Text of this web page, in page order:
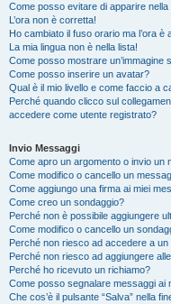
Come posso evitare di apparire nella
L’ora non è corretta!
Ho cambiato il fuso orario ma l’ora è
La mia lingua non è nella lista!
Come posso mostrare un’immagine
Come posso inserire un avatar?
Qual è il mio livello e come faccio a
Perché quando clicco sul
accedere come utente registrato?
Invio Messaggi
Come apro un argomento o invio un
Come modifico o cancello un
Come aggiungo una firma ai miei
Come creo un sondaggio?
Perché non è possibile aggiungere
Come modifico o cancello un
Perché non riesco ad accedere a un
Perché non riesco ad aggiungere
Perché ho ricevuto un richiamo?
Come posso segnalare messaggi ai
Che cos’è il pulsante “Salva” nella